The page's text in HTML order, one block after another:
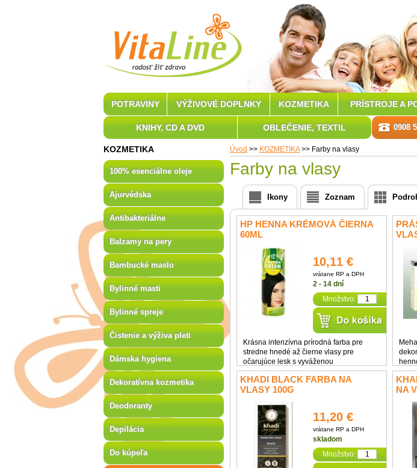
Úvod >> KOZMETIKA >> Farby na vlasy
Farby na vlasy
Ikony Zoznam
HP HENNA KRÉMOVÁ ČIERNA
60ML
10,11 €
vrátane RP a DPH
2 - 14 dní
Množstvo:
Krásna intenzívna prírodná farba pre
stredne hnedé až čierne vlasy pre
očarujúce lesk s vyváženou
starostlivosťou bylinných extraktov,
biotínu a Panthenolom. Aj pre citlivú
pokožku a poškodené vlasy ...
KHADI BLACK FARBA NA
VLASY 100G
11,20 €
vrátane RP a DPH
skladom
Množstvo:
NA
KOZMETIKA
100% esenciálne oleje
Ajurvédska
Antibakteriálne
Balzamy na pery
Bambucké maslo
Bylinné masti
Bylinné spreje
Čistenie a výživa pleti
Dámska hygiena
Dekoratívna kozmetika
Deodoranty
Depilácia
Do kúpeľa
POTRAVINY VÝŽIVOVÉ DOPLNKY KOZMETIKA PRÍSTROJE A
KNIHY, CD A DVD OBLEČENIE, TEXTIL 0908